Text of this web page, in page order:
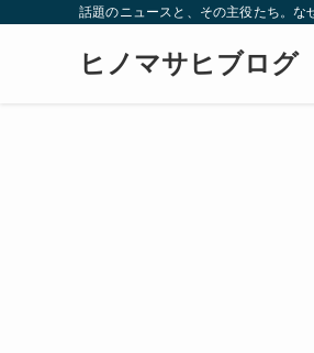
話題のニュースと、その主役たち。な
ヒノマサヒブログ